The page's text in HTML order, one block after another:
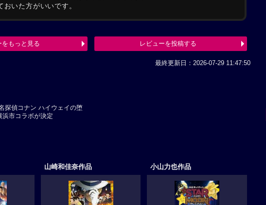
おいた方がいいです。
をもっと見る レビューを投稿する
最終更新日：2026-07-29 11:47:50
探偵コナン ハイウェイの堕
浜市コラボが決定
山崎和佳奈作品 小山力也作品